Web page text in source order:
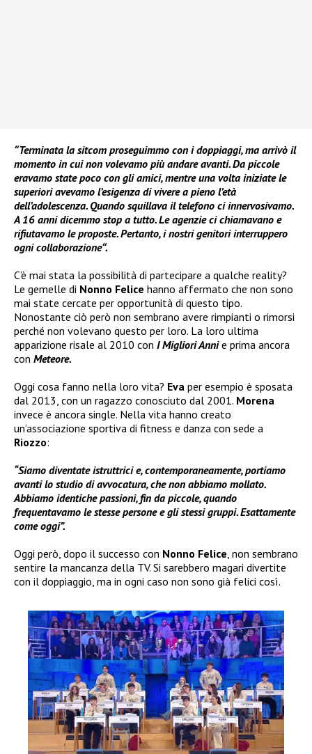
“Terminata la sitcom proseguimmo con i doppiaggi, ma arrivò il
momento in cui non volevamo più andare avanti. Da piccole
eravamo state poco con gli amici, mentre una volta iniziate le
superiori avevamo l’esigenza di vivere a pieno l’età
dell’adolescenza. Quando squillava il telefono ci innervosivamo.
A 16 anni dicemmo stop a tutto. Le agenzie ci chiamavano e
rifiutavamo le proposte. Pertanto, i nostri genitori interruppero
ogni collaborazione“.
C’è mai stata la possibilità di partecipare a qualche reality?
Le gemelle di Nonno Felice hanno affermato che non sono
mai state cercate per opportunità di questo tipo.
Nonostante ciò però non sembrano avere rimpianti o rimorsi
perché non volevano questo per loro. La loro ultima
apparizione risale al 2010 con I Migliori Annie prima ancora
con Meteore.
Oggi cosa fanno nella loro vita? Eva per esempio è sposata
dal 2013, con un ragazzo conosciuto dal 2001. Morena
invece è ancora single. Nella vita hanno creato
un’associazione sportiva di fitness e danza con sede a
Riozzo:
“Siamo diventate istruttrici e, contemporaneamente, portiamo
avanti lo studio di avvocatura, che non abbiamo mollato.
Abbiamo identiche passioni, fin da piccole, quando
frequentavamo le stesse persone e gli stessi gruppi. Esattamente
come oggi”.
Oggi però, dopo il successo con Nonno Felice, non sembrano
sentire la mancanza della TV. Si sarebbero magari divertite
con il doppiaggio, ma in ogni caso non sono già felici così.